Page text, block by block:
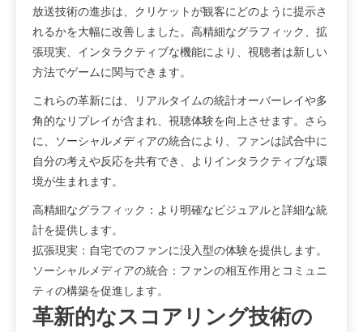
放送技術の進歩は、クリケットが観客にどのように提示さ
れるかを大幅に改善しました。高精細なグラフィック、拡
張現実、インタラクティブな機能により、視聴者は新しい
方法でゲームに関与できます。
これらの革新には、リアルタイムの統計オーバーレイや多
角的なリプレイが含まれ、視聴体験を向上させます。さら
に、ソーシャルメディアの統合により、ファンは試合中に
自分の考えや反応を共有でき、よりインタラクティブな環
境が生まれます。
高精細なグラフィック：より明確なビジュアルと詳細な統
計を提供します。
拡張現実：自宅でのファンに没入型の体験を提供します。
ソーシャルメディアの統合：ファンの相互作用とコミュニ
ティの構築を促進します。
革新的なスコアリング技術の